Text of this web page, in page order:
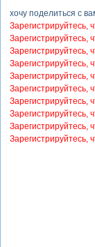
хочу поделиться с
Зарегистрируйтесь,
Зарегистрируйтесь,
Зарегистрируйтесь,
Зарегистрируйтесь,
Зарегистрируйтесь,
Зарегистрируйтесь,
Зарегистрируйтесь,
Зарегистрируйтесь,
Зарегистрируйтесь,
Зарегистрируйтесь,